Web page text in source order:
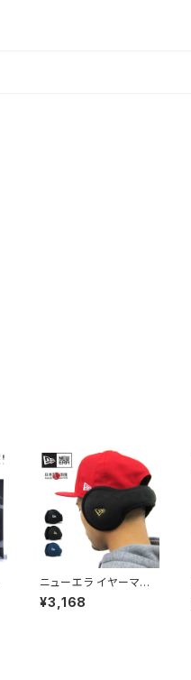
ニューエラ イヤーマフ
耳あて NEW ERA ニュ
ーエラー スノボ スノー
¥3,168